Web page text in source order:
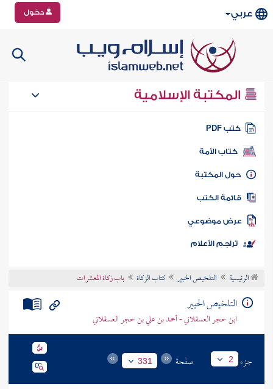
عربي دخول
المكتبة الإسلامية
كتب PDF
كتاب الأمة
المكتبة
الكتب
موضوعي
تراجم الأعلام
الرئيسية التلخيص الحبير كتاب الزكاة باب زكاة المعشرات
التلخيص الحبير
ابن حجر العسقلاني - أحمد بن علي بن حجر العسقلاني
جزء 2 صفحة 331